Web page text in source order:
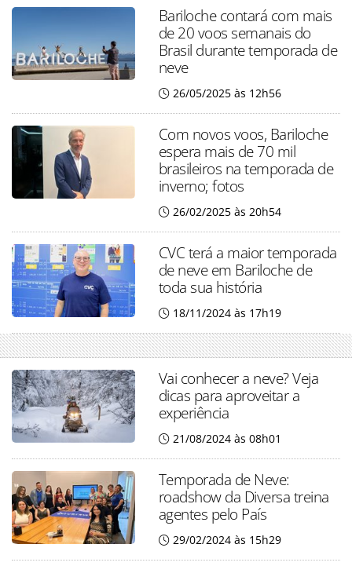
Bariloche contará com mais
de 20 voos semanais do
Brasil durante temporada de
neve
26/05/2025 às 12h56
Com novos voos, Bariloche
espera mais de 70 mil
brasileiros na temporada de
inverno; fotos
26/02/2025 às 20h54
CVC terá a maior temporada
de neve em Bariloche de
toda sua história
18/11/2024 às 17h19
Vai conhecer a neve? Veja
dicas para aproveitar a
experiência
21/08/2024 às 08h01
Temporada de Neve:
roadshow da Diversa treina
agentes pelo País
29/02/2024 às 15h29